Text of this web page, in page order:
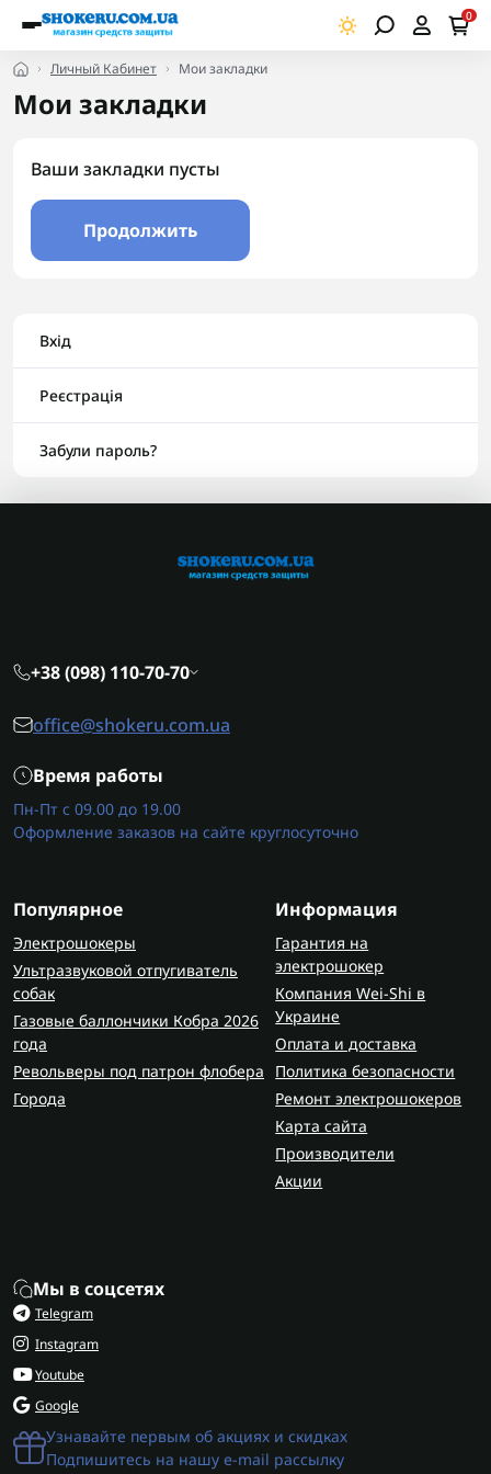
0
Личный Кабинет Мои закладки
Мои закладки
Ваши закладки пусты
Продолжить
Вхід
Реєстрація
Забули пароль?
+38 (098) 110-70-70
office@shokeru.com.ua
Время работы
Пн-Пт с 09.00 до 19.00
Оформление заказов на сайте круглосуточно
Популярное
Электрошокеры
Ультразвуковой отпугиватель
собак
Газовые баллончики Кобра 2026
года
Револьверы под патрон флобера
Города
Информация
Гарантия на
электрошокер
Компания Wei-Shi в
Украине
Оплата и доставка
Политика безопасности
Ремонт электрошокеров
Карта сайта
Производители
Акции
Мы в соцсетях
Telegram
Instagram
Youtube
Google
Узнавайте первым об акциях и скидках
Подпишитесь на нашу e-mail рассылку